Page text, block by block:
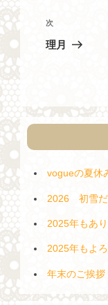
ビ
ゲ
ン
投
次
の
次
理月
vogueの夏休
2026 初雪だ
2025年もあ
2025年もよ
年末のご挨拶